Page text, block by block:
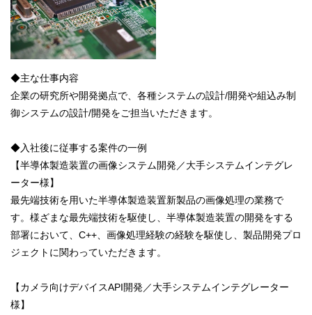
◆主な仕事内容
企業の研究所や開発拠点で、各種システムの設計/開発や組込み制
御システムの設計/開発をご担当いただきます。
◆入社後に従事する案件の一例
【半導体製造装置の画像システム開発／大手システムインテグレ
ーター様】
最先端技術を用いた半導体製造装置新製品の画像処理の業務で
す。様ざまな最先端技術を駆使し、半導体製造装置の開発をする
部署において、C++、画像処理経験の経験を駆使し、製品開発プロ
ジェクトに関わっていただきます。
【カメラ向けデバイスAPI開発／大手システムインテグレーター
様】